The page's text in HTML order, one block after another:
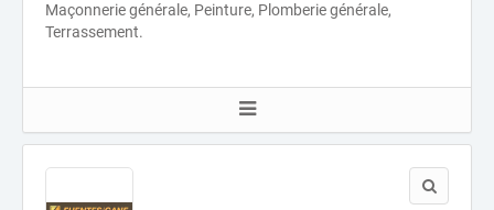
Maçonnerie générale, Peinture, Plomberie générale,
Terrassement.